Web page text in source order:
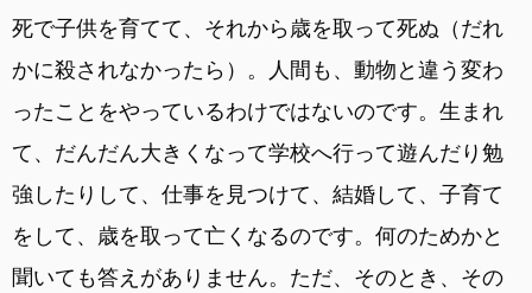
死で子供を育てて、それから歳を取って死ぬ（だれ
かに殺されなかったら）。人間も、動物と違う変わ
ったことをやっているわけではないのです。生まれ
て、だんだん大きくなって学校へ行って遊んだり勉
強したりして、仕事を見つけて、結婚して、子育て
をして、歳を取って亡くなるのです。何のためかと
聞いても答えがありません。ただ、そのとき、その